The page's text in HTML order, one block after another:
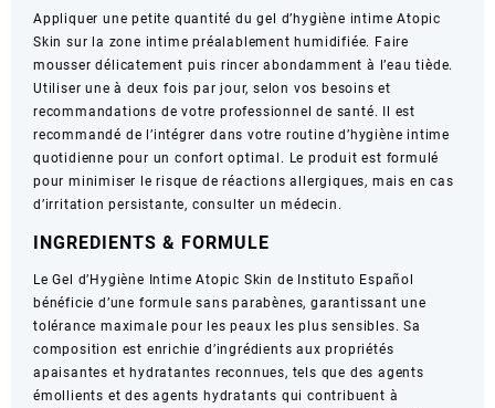
ml
Appliquer une petite quantité du gel d’hygiène intime Atopic
Skin sur la zone intime préalablement humidifiée. Faire
mousser délicatement puis rincer abondamment à l’eau tiède.
Utiliser une à deux fois par jour, selon vos besoins et
recommandations de votre professionnel de santé. Il est
recommandé de l’intégrer dans votre routine d’hygiène intime
quotidienne pour un confort optimal. Le produit est formulé
pour minimiser le risque de réactions allergiques, mais en cas
d’irritation persistante, consulter un médecin.
INGREDIENTS & FORMULE
Le Gel d’Hygiène Intime Atopic Skin de Instituto Español
bénéficie d’une formule sans parabènes, garantissant une
tolérance maximale pour les peaux les plus sensibles. Sa
composition est enrichie d’ingrédients aux propriétés
apaisantes et hydratantes reconnues, tels que des agents
émollients et des agents hydratants qui contribuent à